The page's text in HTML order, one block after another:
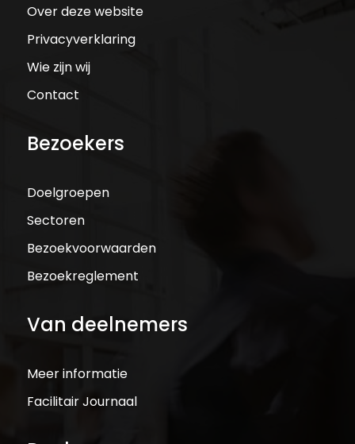
Over deze website
Privacyverklaring
Wie zijn wij
Contact
Bezoekers
Doelgroepen
Sectoren
Bezoekvoorwaarden
Bezoekreglement
Van deelnemers
Meer informatie
Facilitair Journaal